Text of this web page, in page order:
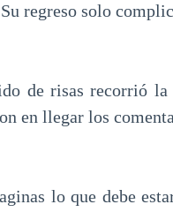
regreso solo
de risas recorrió la
en llegar los
lo que debe